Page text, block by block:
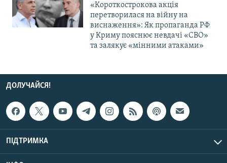
«Короткострокова акція
перетворилася на війну на
виснаження»: Як пропаганда РФ
у Криму пояснює невдачі «СВО»
та залякує «мінними атаками»
ДОЛУЧАЙСЯ!
ПІДТРИМКА